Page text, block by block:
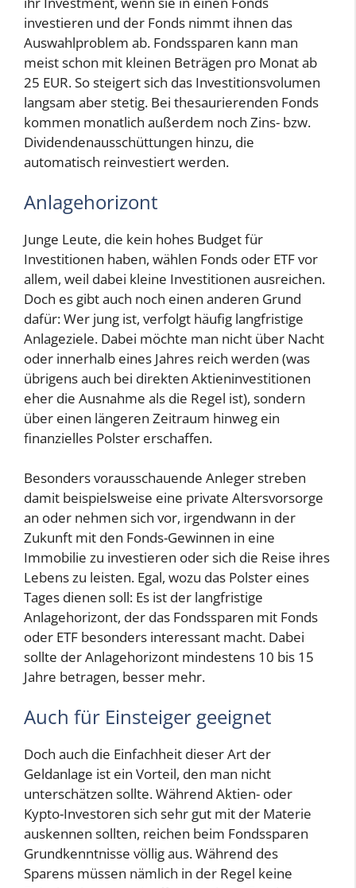
investieren und der Fonds nimmt ihnen das
Auswahlproblem ab. Fondssparen kann man
meist schon mit kleinen Beträgen pro Monat ab
25 EUR. So steigert sich das Investitionsvolumen
langsam aber stetig. Bei thesaurierenden Fonds
kommen monatlich außerdem noch Zins- bzw.
Dividendenausschüttungen hinzu, die
automatisch reinvestiert werden.
Anlagehorizont
Junge Leute, die kein hohes Budget für
Investitionen haben, wählen Fonds oder ETF vor
allem, weil dabei kleine Investitionen ausreichen.
Doch es gibt auch noch einen anderen Grund
dafür: Wer jung ist, verfolgt häufig langfristige
Anlageziele. Dabei möchte man nicht über Nacht
oder innerhalb eines Jahres reich werden (was
übrigens auch bei direkten Aktieninvestitionen
eher die Ausnahme als die Regel ist), sondern
über einen längeren Zeitraum hinweg ein
finanzielles Polster erschaffen.
Besonders vorausschauende Anleger streben
damit beispielsweise eine private Altersvorsorge
an oder nehmen sich vor, irgendwann in der
Zukunft mit den Fonds-Gewinnen in eine
Immobilie zu investieren oder sich die Reise ihres
Lebens zu leisten. Egal, wozu das Polster eines
Tages dienen soll: Es ist der langfristige
Anlagehorizont, der das Fondssparen mit Fonds
oder ETF besonders interessant macht. Dabei
sollte der Anlagehorizont mindestens 10 bis 15
Jahre betragen, besser mehr.
Auch für Einsteiger geeignet
Doch auch die Einfachheit dieser Art der
Geldanlage ist ein Vorteil, den man nicht
unterschätzen sollte. Während Aktien- oder
Kypto-Investoren sich sehr gut mit der Materie
auskennen sollten, reichen beim Fondssparen
Grundkenntnisse völlig aus. Während des
Sparens müssen nämlich in der Regel keine